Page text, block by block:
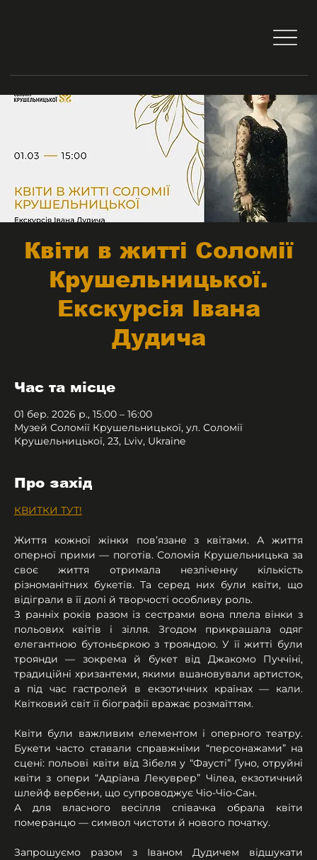
Квіти в житті Соломії
Крушельницької.
Екскурсія Івана
Дудича
Час та місце
01 бер. 2026 р., 15:00 – 16:00
Музей Соломії Крушельницької, ул. Соломії
Крушельницької, 23, Lviv, Ukraine
Про захід
КВИТКИ ТУТ!
Життя кожної жінки пов’язане з квітами. А життя
оперної прими — поготів. Соломія Крушельницька за
своє життя отримала незліченну кількість
різноманітних букетів. Та серед них були квіти, що
відіграли в її долі й творчості особливу роль.
З ранніх років разом із сестрами вона плела вінки з
польових квітів і зілля. Згодом прикрашала одяг
елегантною бутоньєркою з трояндою. У її житті були
троянди — зокрема й букет від Джакомо Пуччіні,
традиційні хризантеми, якими вшановували артисток,
а під час гастролей в екзотичних країнах — кали.
Квітковий світ її біографії вражає розмаїттям.
Квіти були важливим елементом і оперного театру.
Букети часто ставали справжніми “персонажами” на
сцені: польові квіти від Зібеля у “Фаусті” Гуно, отруйні
квіти з опери “Адріана Лекуврер” Чілеа, екзотичний
шлейф вербени, що супроводжує Чіо-Чіо-Сан.
А для власного весілля співачка обрала квіти
померанцю — символ чистоти й нового початку.
Запрошуємо разом з Іваном Дудичем відшукати